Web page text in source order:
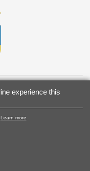
experience this
Learn more